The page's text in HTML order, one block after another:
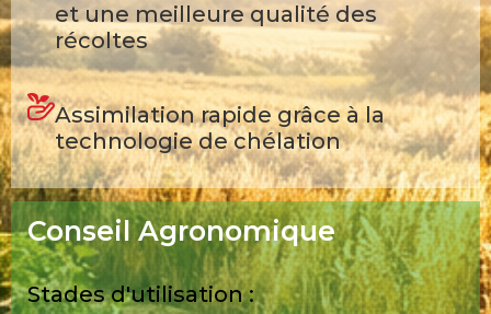
et une meilleure qualité des
récoltes
Assimilation rapide grâce à la
technologie de chélation
Conseil Agronomique
Stades d'utilisation :